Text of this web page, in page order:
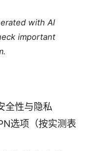
with AI
important
全性与隐私
选项（按实测表